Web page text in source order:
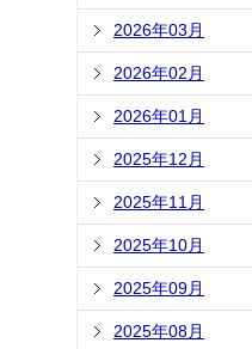
2026年03月
2026年02月
2026年01月
2025年12月
2025年11月
2025年10月
2025年09月
2025年08月